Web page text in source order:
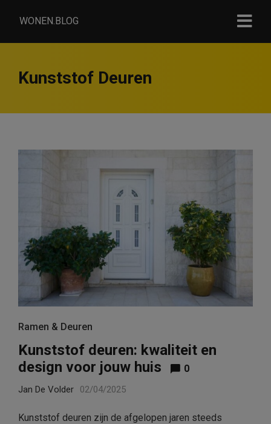
WONEN.BLOG
Kunststof Deuren
Ramen & Deuren
Kunststof deuren: kwaliteit en
design voor jouw huis
0
Jan De Volder 02/04/2025
Kunststof deuren zijn de afgelopen jaren steeds